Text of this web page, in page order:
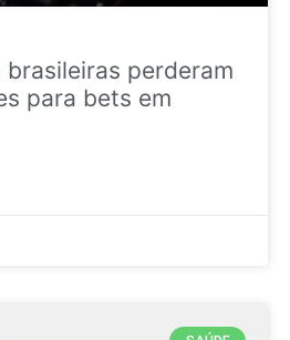
brasileiras perderam
para bets em